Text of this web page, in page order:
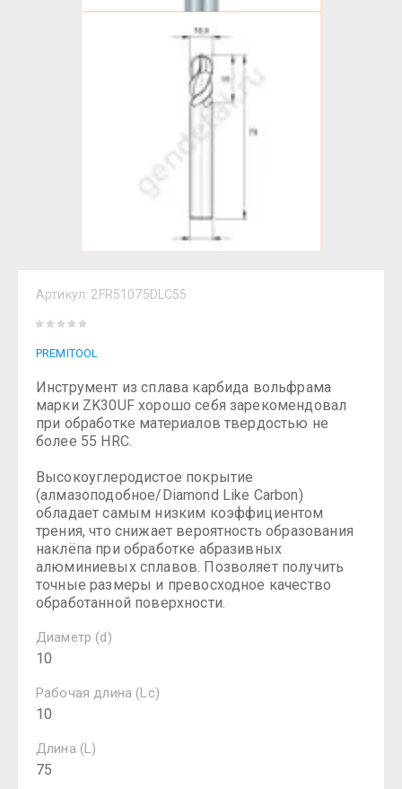
Артикул: 2FR51075DLC55
PREMITOOL
Инструмент из сплава карбида вольфрама
марки ZK30UF хорошо себя зарекомендовал
при обработке материалов твердостью не
более 55 HRC.
Высокоуглеродистое покрытие
(алмазоподобное/Diamond Like Carbon)
обладает самым низким коэффициентом
трения, что снижает вероятность образования
наклёпа при обработке абразивных
алюминиевых сплавов. Позволяет получить
точные размеры и превосходное качество
обработанной поверхности.
Диаметр (d)
10
Рабочая длина (Lc)
10
Длина (L)
75